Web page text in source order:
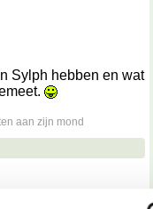
Sylph hebben en wat
aan zijn mond